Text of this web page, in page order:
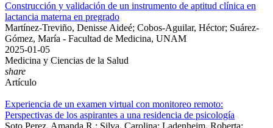
Construcción y validación de un instrumento de aptitud clínica en
lactancia materna en pregrado
Martínez-Treviño, Denisse Aideé; Cobos-Aguilar, Héctor; Suárez-
Gómez, María - Facultad de Medicina, UNAM
2025-01-05
Medicina y Ciencias de la Salud
share
Artículo
Experiencia de un examen virtual con monitoreo remoto:
Perspectivas de los aspirantes a una residencia de psicología
Soto Perez, Amanda R.; Silva, Carolina; Ladenheim, Roberta;